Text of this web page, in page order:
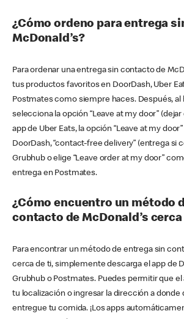
¿Cómo ordeno para entrega
McDonald’s?
Para ordenar una entrega sin contacto de
tus productos favoritos en DoorDash, Uber
Postmates como siempre haces. Después,
selecciona la opción “Leave at my door” (dejar
app de Uber Eats, la opción “Leave at my
DoorDash, “contact-free delivery” (entrega si
Grubhub o elige “Leave order at my door”
entrega en Postmates.
¿Cómo encuentro un método
contacto de McDonald’s cerca
Para encontrar un método de entrega sin
cerca de ti, simplemente descarga el app de
Grubhub o Postmates. Puedes permitir que el
tu localización o ingresar la dirección a donde
entregue tu comida. ¡Los apps